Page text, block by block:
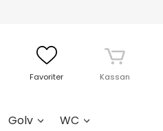
Favoriter Kassan
Golv WC